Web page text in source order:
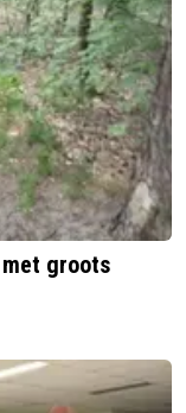
groots